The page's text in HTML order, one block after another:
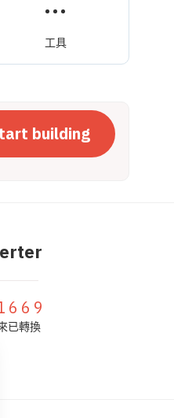
工具
building
已轉換